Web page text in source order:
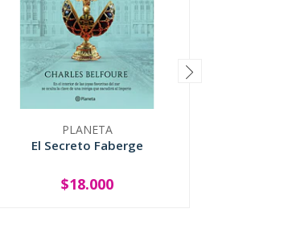
PLANETA
El Secreto Faberge
+
$18.000